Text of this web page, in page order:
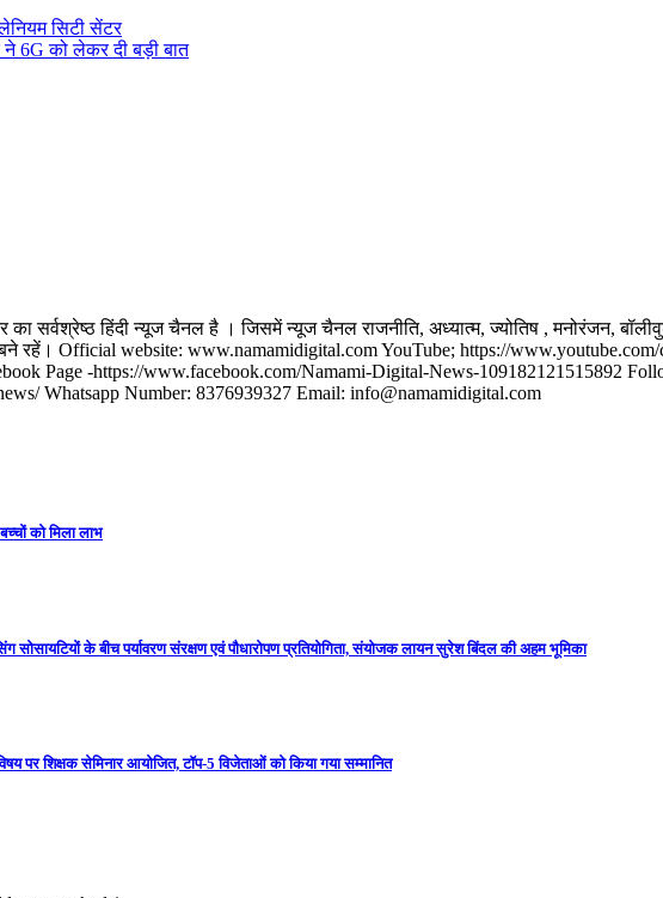
सिटी सेंटर
ने 6G को लेकर दी बड़ी बात
सर्वश्रेष्ठ हिंदी न्यूज चैनल है । जिसमें न्यूज चैनल राजनीति, अध्यात्म, ज्‍योतिष , मनोरंजन,
रहें। Official website: www.namamidigital.com YouTube; https://
Page -https://www.facebook.com/Namami-Digital-News-109182121515892
Whatsapp Number: 8376939327 Email: info@namamidigital.com
को मिला लाभ
के बीच पर्यावरण संरक्षण एवं पौधारोपण प्रतियोगिता, संयोजक लायन सुरेश बिंदल की अहम भूमिका
पर शिक्षक सेमिनार आयोजित, टॉप-5 विजेताओं को किया गया सम्मानित